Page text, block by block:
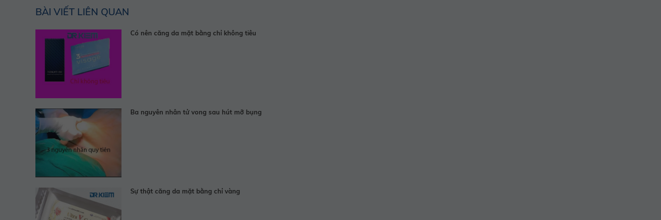
BÀI VIẾT LIÊN QUAN
Có nên căng da mặt bằng chỉ không tiêu
Ba nguyên nhân tử vong sau hút mỡ bụng
Sự thật căng da mặt bằng chỉ vàng